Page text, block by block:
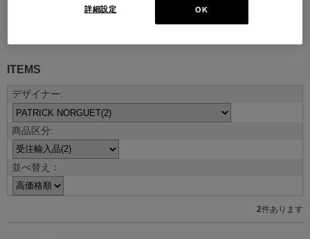
デザイナー紹介を見る
ITEMS
並べ替え：
2件あります
OK
詳細設定